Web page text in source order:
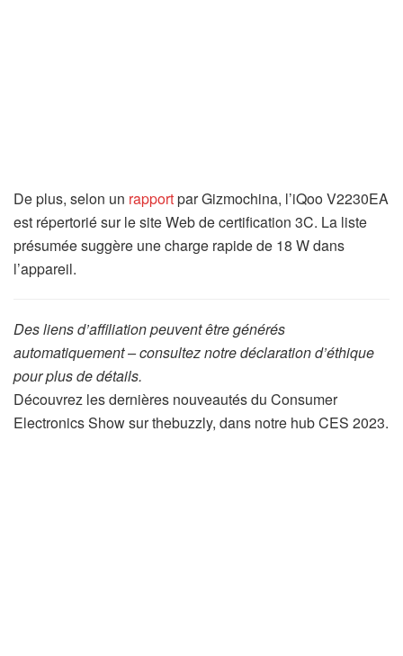
De plus, selon un rapportpar Gizmochina, l’iQoo V2230EA
est répertorié sur le site Web de certification 3C. La liste
présumée suggère une charge rapide de 18 W dans
l’appareil.
Des liens d’affiliation peuvent être générés
automatiquement – consultez notre déclaration d’éthique
pour plus de détails.
Découvrez les dernières nouveautés du Consumer
Electronics Show sur thebuzzly, dans notre hub CES 2023.